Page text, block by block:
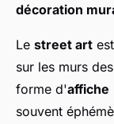
décoration
Le street art
sur les murs
forme d'affiche
souvent